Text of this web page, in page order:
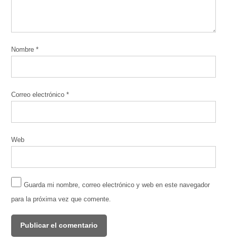
Nombre*
Correo electrónico*
Web
Guarda mi nombre, correo electrónico y web en este navegador
para la próxima vez que comente.